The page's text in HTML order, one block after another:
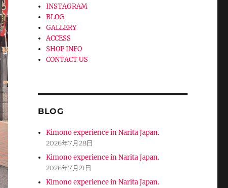
INSTAGRAM
BLOG
GALLERY
ACCESS
SHOP INFO
CONTACT US
BLOG
Kimono experience in Narita Japan.
2026年7月28日
Kimono experience in Narita Japan.
2026年7月21日
Kimono experience in Narita Japan.